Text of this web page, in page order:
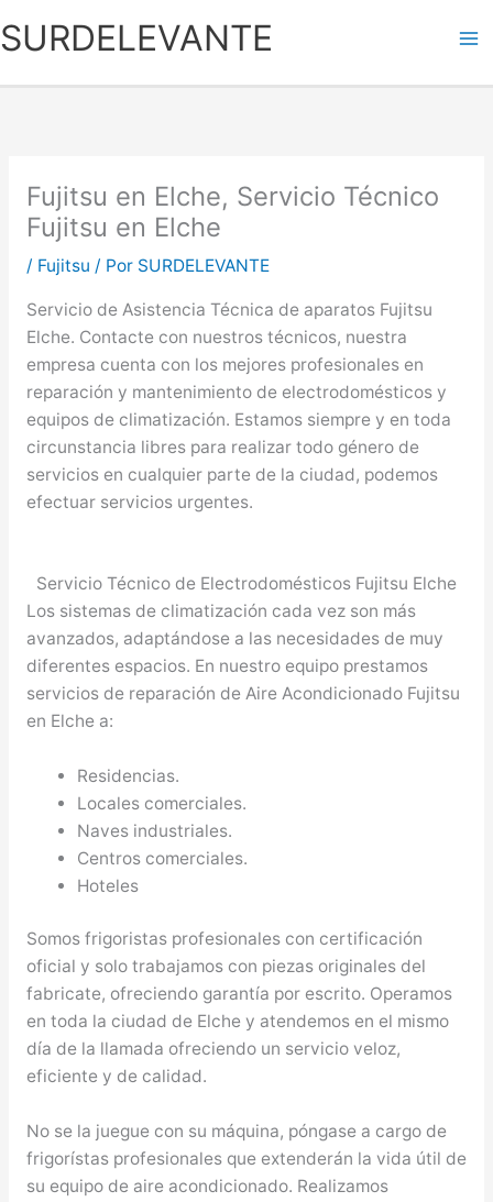
al
SURDELEVANTE
Fujitsu en Elche, Servicio Técnico
Fujitsu en Elche
/ Fujitsu / Por SURDELEVANTE
Servicio de Asistencia Técnica de aparatos Fujitsu
Elche. Contacte con nuestros técnicos, nuestra
empresa cuenta con los mejores profesionales en
reparación y mantenimiento de electrodomésticos y
equipos de climatización. Estamos siempre y en toda
circunstancia libres para realizar todo género de
servicios en cualquier parte de la ciudad, podemos
efectuar servicios urgentes.
Servicio Técnico de Electrodomésticos Fujitsu Elche
Los sistemas de climatización cada vez son más
avanzados, adaptándose a las necesidades de muy
diferentes espacios. En nuestro equipo prestamos
servicios de reparación de Aire Acondicionado Fujitsu
en Elche a:
Residencias.
Locales comerciales.
Naves industriales.
Centros comerciales.
Hoteles
Somos frigoristas profesionales con certificación
oficial y solo trabajamos con piezas originales del
fabricate, ofreciendo garantía por escrito. Operamos
en toda la ciudad de Elche y atendemos en el mismo
día de la llamada ofreciendo un servicio veloz,
eficiente y de calidad.
No se la juegue con su máquina, póngase a cargo de
frigorístas profesionales que extenderán la vida útil de
su equipo de aire acondicionado. Realizamos